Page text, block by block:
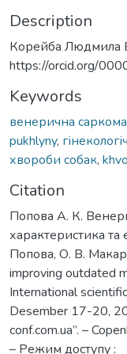
Description
Корейба Людмила
https://orcid.org/
Keywords
венерична саркома
pukhlyny,
хвороби собак,
Citation
Попова А. К.
характеристика та
Попова, О. В.
improving outdated
International
Desember 17-20,
conf.com.ua”. –
– Режим доступу :